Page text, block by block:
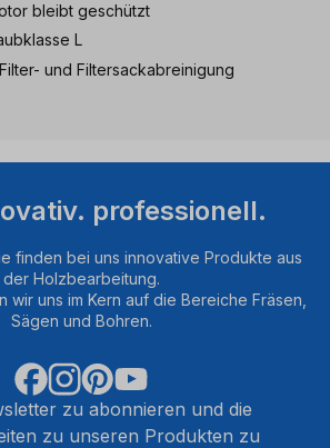
bleibt geschützt
L
und Filtersackabreinigung
professionell.
finden bei uns innovative Produkte aus
der Holzbearbeitung.
wir uns im Kern auf die Bereiche Fräsen,
Sägen und Bohren.
zu abonnieren und die
zu unseren Produkten zu